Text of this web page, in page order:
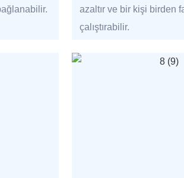
azaltır ve bir kişi birden
çalıştırabilir.